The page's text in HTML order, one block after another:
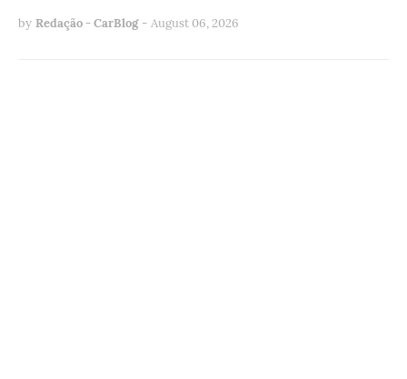
by Redação - CarBlog - August 06, 2026